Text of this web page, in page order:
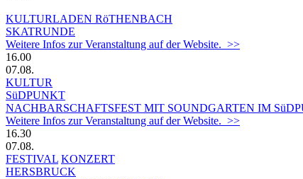
KULTURLADEN RöTHENBACH
SKATRUNDE
Weitere Infos zur Veranstaltung auf der Website. >>
16.00
07.08.
KULTUR
SüDPUNKT
NACHBARSCHAFTSFEST MIT SOUNDGARTEN IM
Weitere Infos zur Veranstaltung auf der Website. >>
16.30
07.08.
FESTIVAL KONZERT
HERSBRUCK